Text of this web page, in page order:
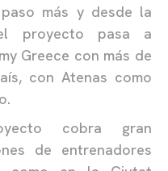
más y desde la
proyecto pasa a
Greece con más de
con Atenas como
cobra gran
de entrenadores